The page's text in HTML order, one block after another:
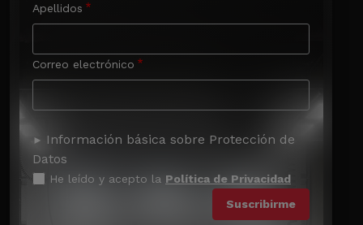
Apellidos
Correo electrónico
Información básica sobre Protección de
Datos
He leído y acepto la Política de Privacidad